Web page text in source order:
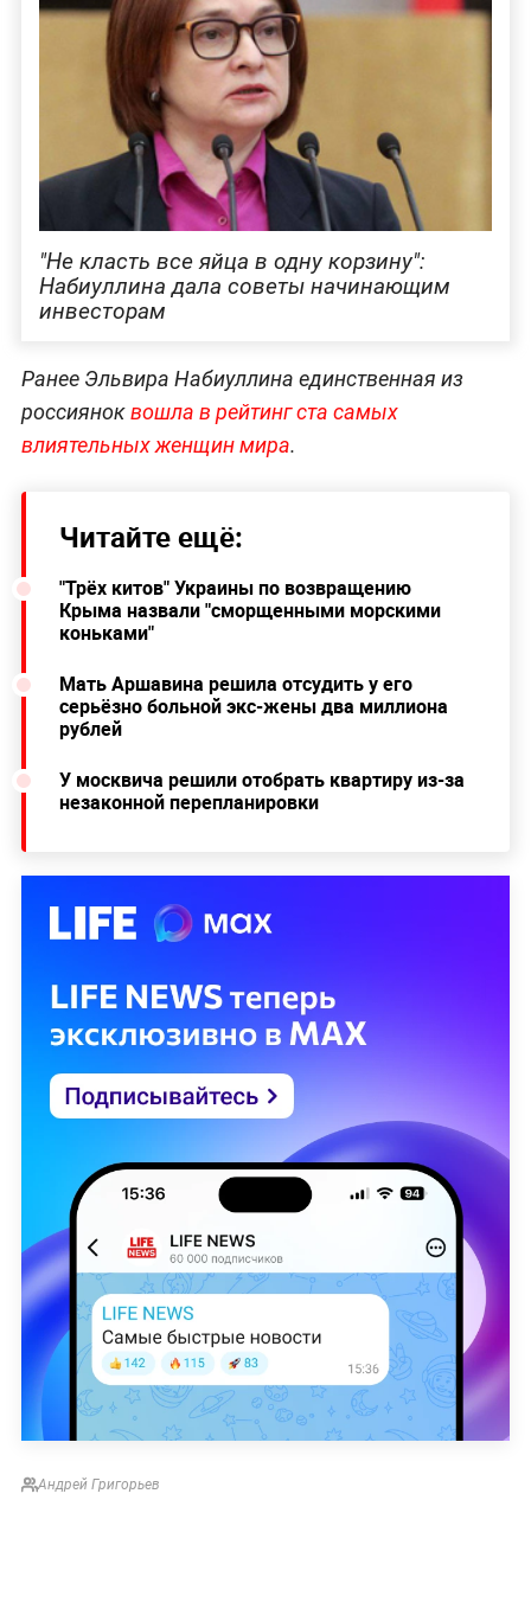
"Не класть все яйца в одну корзину":
Набиуллина дала советы начинающим
инвесторам
Ранее Эльвира Набиуллина единственная из
россияноквошла в рейтинг ста самых
влиятельных женщин мира.
Читайте ещё:
"Трёх китов" Украины по возвращению
Крыма назвали "сморщенными морскими
коньками"
Мать Аршавина решила отсудить у его
серьёзно больной экс-жены два миллиона
рублей
У москвича решили отобрать квартиру из-за
незаконной перепланировки
Андрей Григорьев